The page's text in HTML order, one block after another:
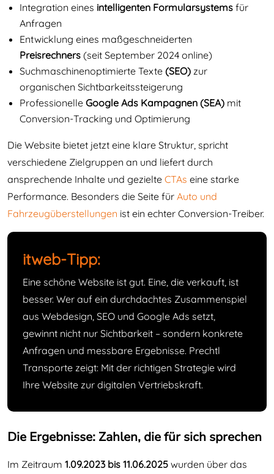
Integration eines intelligenten Formularsystems für
Anfragen
Entwicklung eines maßgeschneiderten
Preisrechners (seit September 2024 online)
Suchmaschinenoptimierte Texte (SEO) zur
organischen Sichtbarkeitssteigerung
Professionelle Google Ads Kampagnen (SEA) mit
Conversion-Tracking und Optimierung
Die Website bietet jetzt eine klare Struktur, spricht
verschiedene Zielgruppen an und liefert durch
ansprechende Inhalte und gezielte CTAs eine starke
Performance. Besonders die Seite für Auto und
Fahrzeugüberstellungen ist ein echter Conversion-Treiber.
itweb-Tipp:
Eine schöne Website ist gut. Eine, die verkauft, ist
besser. Wer auf ein durchdachtes Zusammenspiel
aus Webdesign, SEO und Google Ads setzt,
gewinnt nicht nur Sichtbarkeit – sondern konkrete
Anfragen und messbare Ergebnisse. Prechtl
Transporte zeigt: Mit der richtigen Strategie wird
Ihre Website zur digitalen Vertriebskraft.
Die Ergebnisse: Zahlen, die für sich sprechen
Im Zeitraum 1.09.2023 bis 11.06.2025 wurden über das